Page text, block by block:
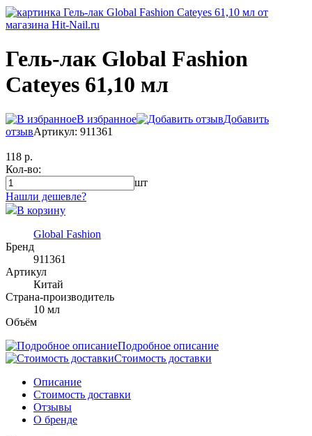
Гель-лак Global Fashion
Cateyes 61,10 мл
В избранное
Добавить
отзывАртикул: 911361
118 р.
Кол-во:
шт
Нашли дешевле?
В корзину
Global Fashion
Бренд
911361
Артикул
Китай
Страна-производитель
10 мл
Объём
Подробное описание
Стоимость доставки
Описание
Стоимость доставки
Отзывы
О бренде